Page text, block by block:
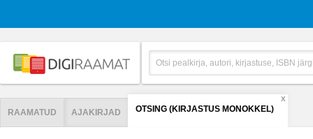
RAAMATUD AJAKIRJAD OTSING (KIRJASTUS MONOKKEL)
X